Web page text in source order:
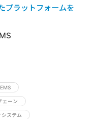
プラットフォームを
ェーン
システム